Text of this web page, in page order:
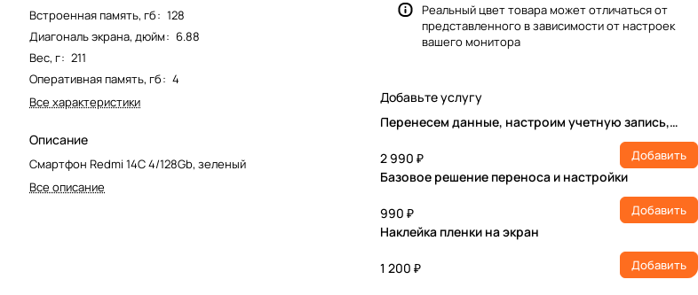
Встроенная память, гб: 128
Диагональ экрана, дюйм: 6.88
Вес, г: 211
Оперативная память, гб: 4
Все характеристики
Описание
Смартфон Redmi 14C 4/128Gb, зеленый
Все описание
Реальный цвет товара может отличаться от
представленного в зависимости от настроек
вашего монитора
Добавьте услугу
Перенесем данные, настроим учетную запись,
2 990 ₽
Добавить
Базовое решение переноса и настройки
990 ₽ Добавить
Наклейка пленки на экран
1 200 ₽ Добавить